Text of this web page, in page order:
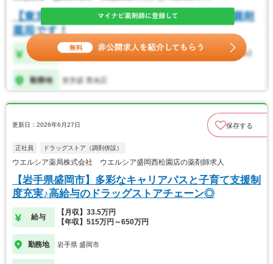
更新日：2026年6月27日 保存する
正社員 ドラッグストア（調剤併設）
ウエルシア薬局株式会社 ウエルシア盛岡西松園店の薬剤師求人
【岩手県盛岡市】多彩なキャリアパスと子育て支援制
度充実♪高給与のドラッグストアチェーン◎
給与
【月収】33.5万円
【年収】515万円～650万円
勤務地 岩手県 盛岡市